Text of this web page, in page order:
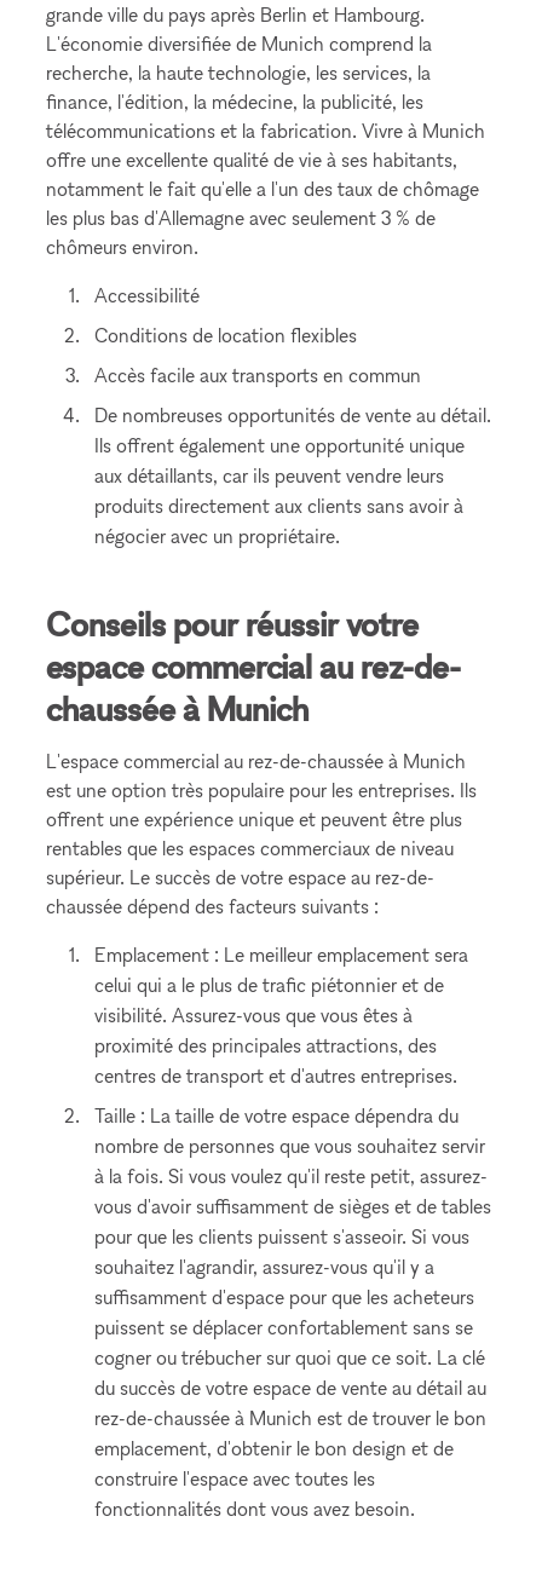
grande ville du pays après Berlin et Hambourg.
L'économie diversifiée de Munich comprend la
recherche, la haute technologie, les services, la
finance, l'édition, la médecine, la publicité, les
télécommunications et la fabrication. Vivre à Munich
offre une excellente qualité de vie à ses habitants,
notamment le fait qu'elle a l'un des taux de chômage
les plus bas d'Allemagne avec seulement 3 % de
chômeurs environ.
Accessibilité
Conditions de location flexibles
Accès facile aux transports en commun
De nombreuses opportunités de vente au détail.
Ils offrent également une opportunité unique
aux détaillants, car ils peuvent vendre leurs
produits directement aux clients sans avoir à
négocier avec un propriétaire.
Conseils pour réussir votre
espace commercial au rez-de-
chaussée à Munich
L'espace commercial au rez-de-chaussée à Munich
est une option très populaire pour les entreprises. Ils
offrent une expérience unique et peuvent être plus
rentables que les espaces commerciaux de niveau
supérieur. Le succès de votre espace au rez-de-
chaussée dépend des facteurs suivants :
Emplacement : Le meilleur emplacement sera
celui qui a le plus de trafic piétonnier et de
visibilité. Assurez-vous que vous êtes à
proximité des principales attractions, des
centres de transport et d'autres entreprises.
Taille : La taille de votre espace dépendra du
nombre de personnes que vous souhaitez servir
à la fois. Si vous voulez qu'il reste petit, assurez-
vous d'avoir suffisamment de sièges et de tables
pour que les clients puissent s'asseoir. Si vous
souhaitez l'agrandir, assurez-vous qu'il y a
suffisamment d'espace pour que les acheteurs
puissent se déplacer confortablement sans se
cogner ou trébucher sur quoi que ce soit. La clé
du succès de votre espace de vente au détail au
rez-de-chaussée à Munich est de trouver le bon
emplacement, d'obtenir le bon design et de
construire l'espace avec toutes les
fonctionnalités dont vous avez besoin.